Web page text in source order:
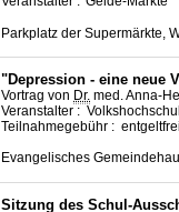
Parkplatz der Supermärkte,
"Depression - eine neue
Vortrag von Dr. med. Anna-
Veranstalter :
Teilnahmegebühr : entgeltfrei
Evangelisches
Sitzung des Schul-